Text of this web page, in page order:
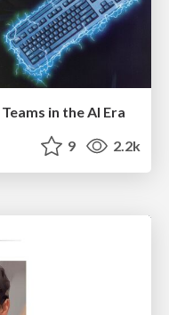
in the AI Era
9 2.2k